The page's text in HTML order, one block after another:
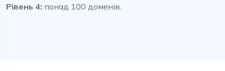
Рівень 4: понад 100 доменів.